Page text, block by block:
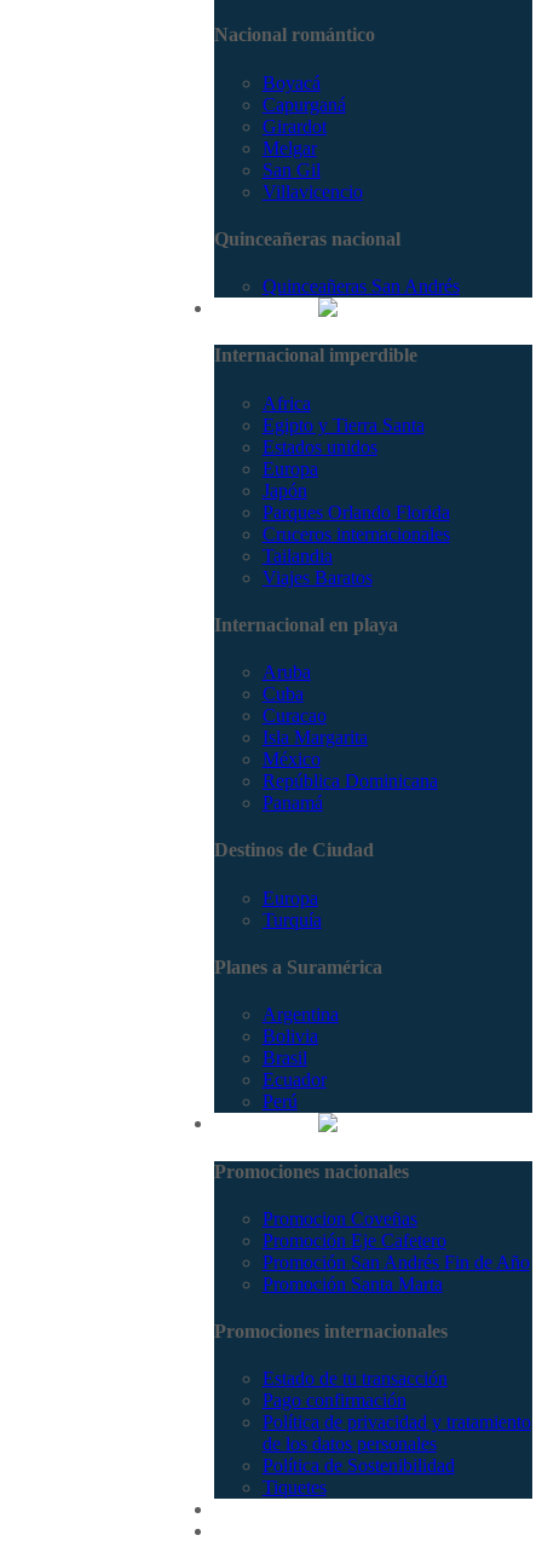
Nacional romántico
Boyacá
Capurganá
Girardot
Melgar
San Gil
Villavicencio
Quinceañeras nacional
Quinceañeras San Andrés
Internacional imperdible
Africa
Egipto y Tierra Santa
Estados unidos
Europa
Japón
Parques Orlando Florida
Cruceros internacionales
Tailandia
Viajes Baratos
Internacional en playa
Aruba
Cuba
Curacao
Isla Margarita
México
República Dominicana
Panamá
Destinos de Ciudad
Europa
Turquía
Planes a Suramérica
Argentina
Bolivia
Brasil
Ecuador
Perú
Promociones nacionales
Promocion Coveñas
Promoción Eje Cafetero
Promoción San Andrés Fin de Año
Promoción Santa Marta
Promociones internacionales
Estado de tu transacción
Pago confirmación
Política de privacidad y tratamiento
de los datos personales
Política de Sostenibilidad
Tiquetes